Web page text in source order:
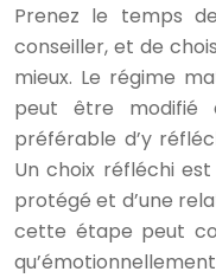
Prenez le temps
conseiller, et de
mieux. Le régime
peut être modifié
préférable d’y
Un choix réfléchi
protégé et d’une
cette étape peut